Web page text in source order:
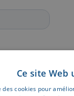
Ce site Web
des cookies pour